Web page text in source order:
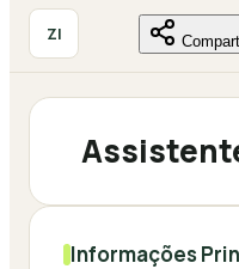
ZI
Informações